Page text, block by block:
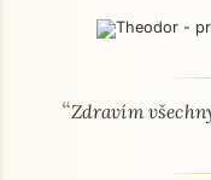
O mně - seznamka
“Zdravím